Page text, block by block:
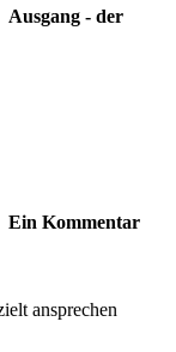
Ausgang - der
Ein Kommentar
ansprechen